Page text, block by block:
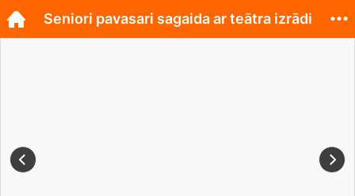
Seniori pavasari sagaida ar teātra izrādi